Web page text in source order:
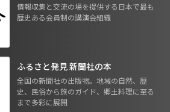
情報収集と交流の場を提供する日本で最も
歴史ある会員制の講演会組織
ふるさと発見 新聞社の本
全国の新聞社の出版物。地域の自然、歴
史、民俗から旅のガイド、郷土料理に至る
まで多彩に展開